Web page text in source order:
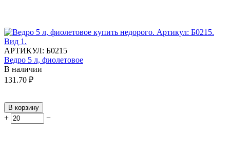
АРТИКУЛ: Б0215
Ведро 5 л, фиолетовое
В наличии
131.70 ₽
В корзину
+ −